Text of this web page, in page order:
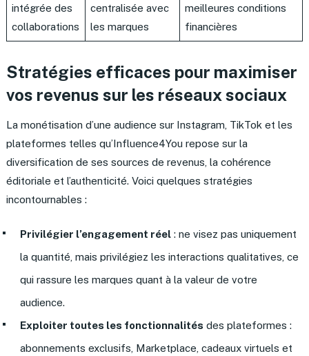
intégrée des
collaborations
centralisée avec
les marques
meilleures conditions
financières
Stratégies efficaces pour maximiser
vos revenus sur les réseaux sociaux
La monétisation d’une audience sur Instagram, TikTok et les
plateformes telles qu’Influence4You repose sur la
diversification de ses sources de revenus, la cohérence
éditoriale et l’authenticité. Voici quelques stratégies
incontournables :
Privilégier l’engagement réel: ne visez pas uniquement
la quantité, mais privilégiez les interactions qualitatives, ce
qui rassure les marques quant à la valeur de votre
audience.
Exploiter toutes les fonctionnalités des plateformes :
abonnements exclusifs, Marketplace, cadeaux virtuels et